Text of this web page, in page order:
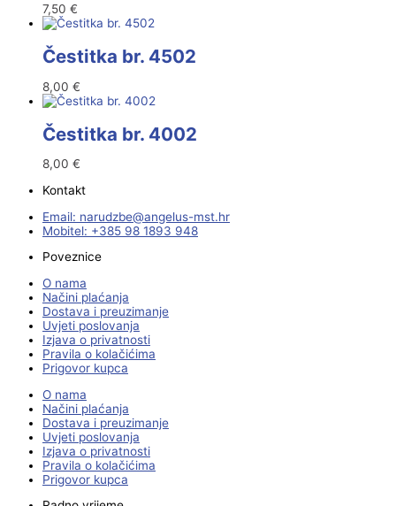
7,50 €
Čestitka br. 4502
8,00 €
Čestitka br. 4002
8,00 €
Kontakt
Email:
rh.tsm-sulegna
@ebzduran
Mobitel: +385 98 1893 948
Poveznice
O nama
Načini plaćanja
Dostava i preuzimanje
Uvjeti poslovanja
Izjava o privatnosti
Pravila o kolačićima
Prigovor kupca
O nama
Načini plaćanja
Dostava i preuzimanje
Uvjeti poslovanja
Izjava o privatnosti
Pravila o kolačićima
Prigovor kupca